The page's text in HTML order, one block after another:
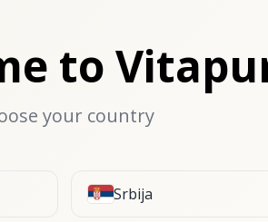
to
your country
Srbija